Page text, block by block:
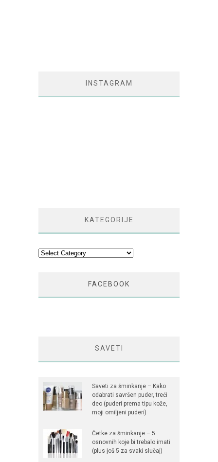
INSTAGRAM
KATEGORIJE
Kategorije
FACEBOOK
SAVETI
Saveti za šminkanje – Kako
odabrati savršen puder, treći
deo (puderi prema tipu kože,
moji omiljeni puderi)
Četke za šminkanje – 5
osnovnih koje bi trebalo imati
(plus još 5 za svaki slučaj)